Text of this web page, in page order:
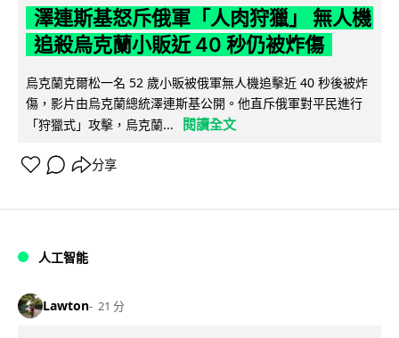
澤連斯基怒斥俄軍「人肉狩獵」 無人機
追殺烏克蘭小販近 40 秒仍被炸傷
烏克蘭克爾松一名 52 歲小販被俄軍無人機追擊近 40 秒後被炸
傷，影片由烏克蘭總統澤連斯基公開。他直斥俄軍對平民進行
「狩獵式」攻擊，烏克蘭...
閱讀全文
分享
人工智能
Lawton 21 分